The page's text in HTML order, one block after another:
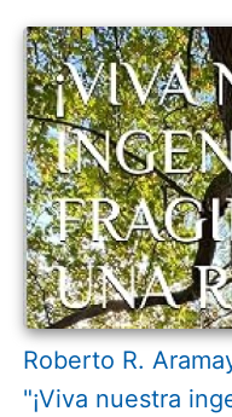
Roberto R.
"¡Viva nuestra